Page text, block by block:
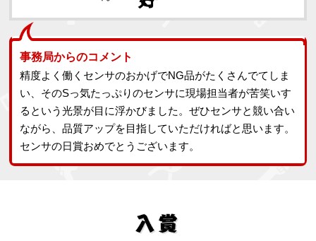
事務局からのコメント
精度よく働くセンサのおかげでNG品がたくさんでてしま
い、そのSっ気たっぷりのセンサに現場担当者が苦笑いす
るという光景が目に浮かびました。ぜひセンサと競い合い
ながら、品質アップを目指していただければと思います。
センサの日賞おめでとうございます。